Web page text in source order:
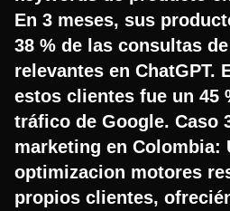
En 3 meses, sus
38 % de las consultas
relevantes en ChatGPT.
estos clientes fue un 45
tráfico de Google. Caso
marketing en Colombia:
optimizacion motores
propios clientes,